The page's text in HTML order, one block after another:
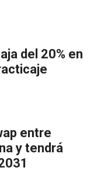
del 20% en
entre
y tendrá